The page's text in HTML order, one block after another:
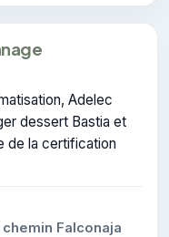
Adelec
dessert Bastia et
de la certification
Falconaja